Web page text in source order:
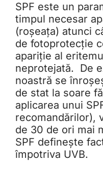
SPF este un
timpul necesar
(roșeața) atunci
de fotoprotecție
apariție al
neprotejată. De
noastră se
de stat la soare
aplicarea unui
recomandărilor),
de 30 de ori mai
SPF definește
împotriva UVB.